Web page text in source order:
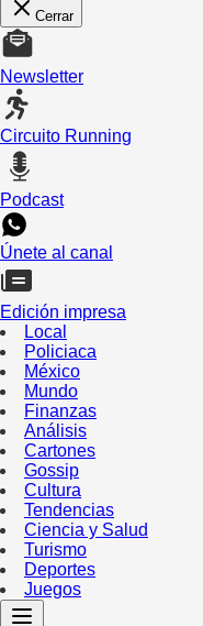
Cerrar
Newsletter
Circuito Running
Podcast
Únete al canal
Edición impresa
Local
Policiaca
México
Mundo
Finanzas
Análisis
Cartones
Gossip
Cultura
Tendencias
Ciencia y Salud
Turismo
Deportes
Juegos